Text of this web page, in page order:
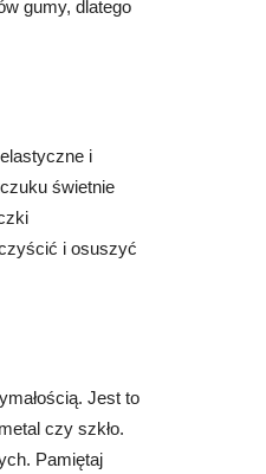
gumy, dlatego
i
świetnie
i osuszyć
Jest to
czy szkło.
Pamiętaj